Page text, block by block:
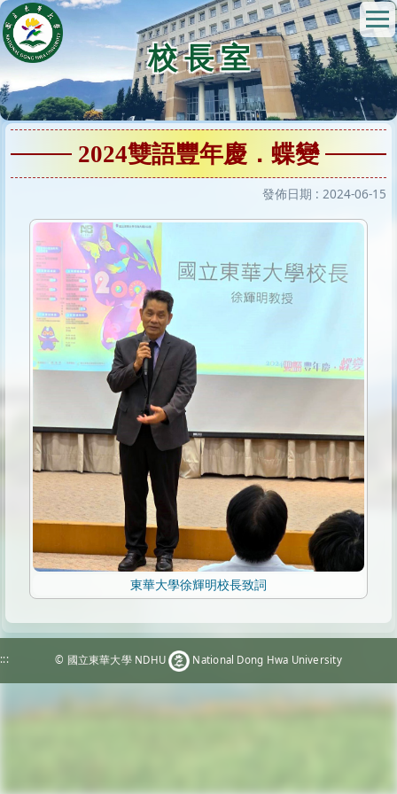
跳
到
主
要
內
容
區
校 長 室
2024雙語豐年慶．蝶變
發佈日期 : 2024-06-15
東華大學徐輝明校長致詞
::: © 國立東華大學 NDHU National Dong Hwa University